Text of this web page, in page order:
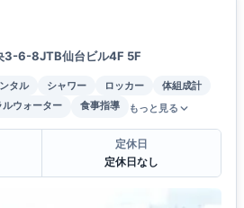
3-6-8JTB仙台ビル4F 5F
タル シャワー ロッカー
体組成計
ルウォーター 食事指導 もっと見る
定休日
定休日なし